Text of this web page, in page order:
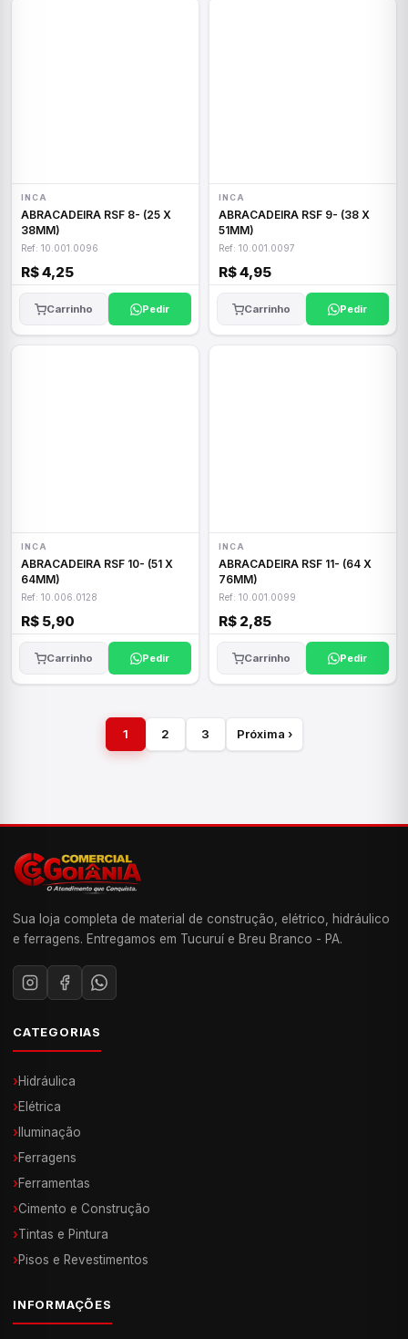
INCA
ABRACADEIRA RSF 8- (25 X
38MM)
Ref: 10.001.0096
R$ 4,25
Carrinho Pedir
INCA
ABRACADEIRA RSF 9- (38 X
51MM)
Ref: 10.001.0097
R$ 4,95
Carrinho Pedir
INCA
ABRACADEIRA RSF 10- (51 X
64MM)
Ref: 10.006.0128
R$ 5,90
Carrinho Pedir
INCA
ABRACADEIRA RSF 11- (64 X
76MM)
Ref: 10.001.0099
R$ 2,85
Carrinho Pedir
1 2 3 Próxima ›
Sua loja completa de material de construção, elétrico, hidráulico
e ferragens. Entregamos em Tucuruí e Breu Branco - PA.
CATEGORIAS
›Hidráulica
›Elétrica
› Iluminação
›Ferragens
›Ferramentas
›Cimento e Construção
›Tintas e Pintura
›Pisos e Revestimentos
INFORMAÇÕES